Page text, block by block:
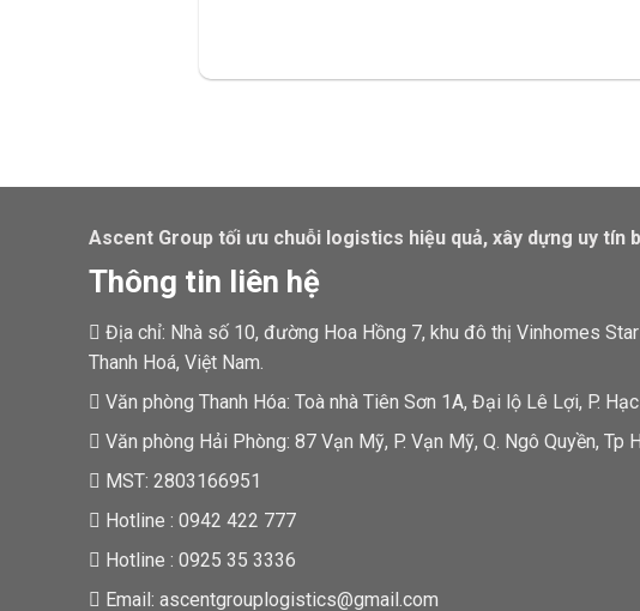
Ascent Group tối ưu chuỗi logistics hiệu quả, xây dựng uy tín
Thông tin liên hệ
Địa chỉ: Nhà số 10, đường Hoa Hồng 7, khu đô thị Vinhomes
Thanh Hoá, Việt Nam.
Văn phòng Thanh Hóa: Toà nhà Tiên Sơn 1A, Đại lộ Lê Lợi, P. Hạc
Văn phòng Hải Phòng: 87 Vạn Mỹ, P. Vạn Mỹ, Q. Ngô Quyền, Tp
MST: 2803166951
Hotline : 0942 422 777
Hotline : 0925 35 3336
Email: ascentgrouplogistics@gmail.com